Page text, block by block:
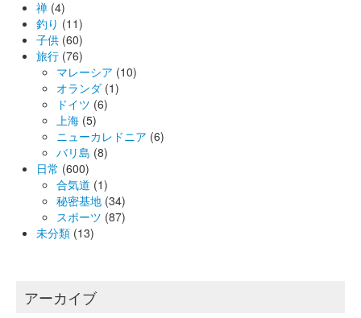
禅 (4)
釣り (11)
子供 (60)
旅行 (76)
マレーシア (10)
オランダ (1)
ドイツ (6)
上海 (5)
ニューカレドニア (6)
バリ島 (8)
日常 (600)
合気道 (1)
秘密基地 (34)
スポーツ (87)
未分類 (13)
アーカイブ